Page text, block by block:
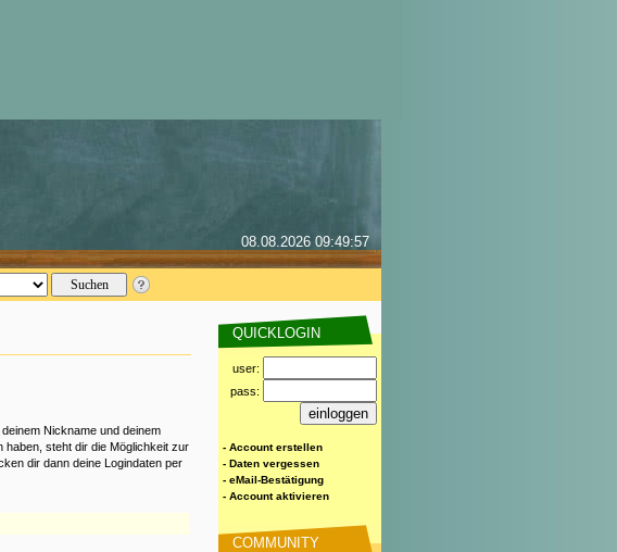
08.08.2026 09:49:57
Nickname und deinem
haben, steht dir die Möglichkeit zur
dir dann deine Logindaten per
QUICKLOGIN
user:
pass:
- Account erstellen
- Daten vergessen
- eMail-Bestätigung
- Account aktivieren
COMMUNITY